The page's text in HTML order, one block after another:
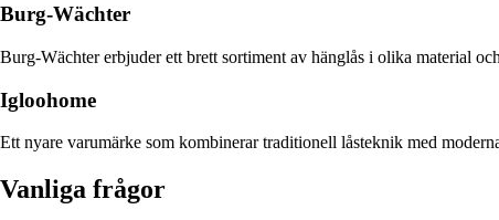
Burg-Wächter
Burg-Wächter erbjuder ett brett sortiment av hänglås i olika material
Igloohome
Ett nyare varumärke som kombinerar traditionell låsteknik med
Vanliga frågor